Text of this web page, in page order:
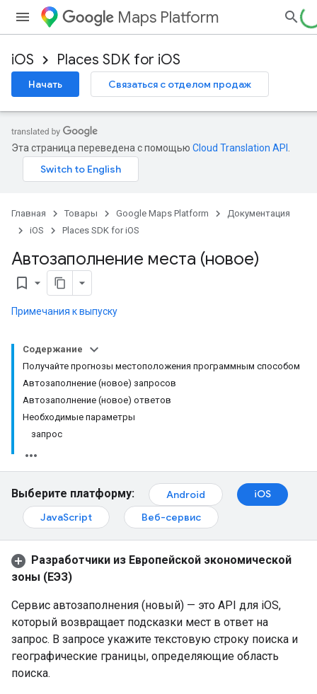
Maps Platform
iOS Places SDK for iOS
Начать Связаться с отделом продаж
Эта страница переведена с помощью Cloud Translation API
Главная Товары Google Maps Platform
Документация
iOS
Places SDK for iOS
Автозаполнение места (новое)
bookmark_border
Примечания к выпуску
Содержание
Получайте прогнозы местоположения программным способом
Автозаполнение (новое) запросов
Автозаполнение (новое) ответов
Необходимые параметры
запрос
Выберите платформу: Android
iOS
JavaScript
Веб-сервис
Разработчики из Европейской экономической
зоны (ЕЭЗ)
Сервис автозаполнения (новый) — это API для iOS,
который возвращает подсказки мест в ответ на
запрос. В запросе укажите текстовую строку поиска и
географические границы, определяющие область
поиска.